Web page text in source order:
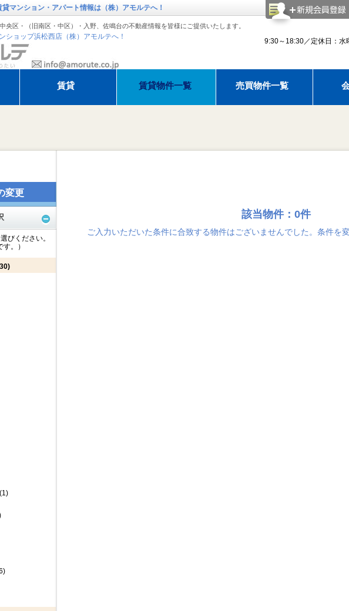
変更
びください。
。）
(1)
マンション・アパート情報は（株）アモルテへ！
央区・（旧南区・中区）・入野、佐鳴台の不動産情報を皆様にご提供いたします。
ショップ浜松西店（株）アモルテへ！
9:30～18:30／定休日：水
賃貸 賃貸物件一覧 売買物件一覧
該当物件：0件
ご入力いただいた条件に合致する物件はございませんでした。条件を